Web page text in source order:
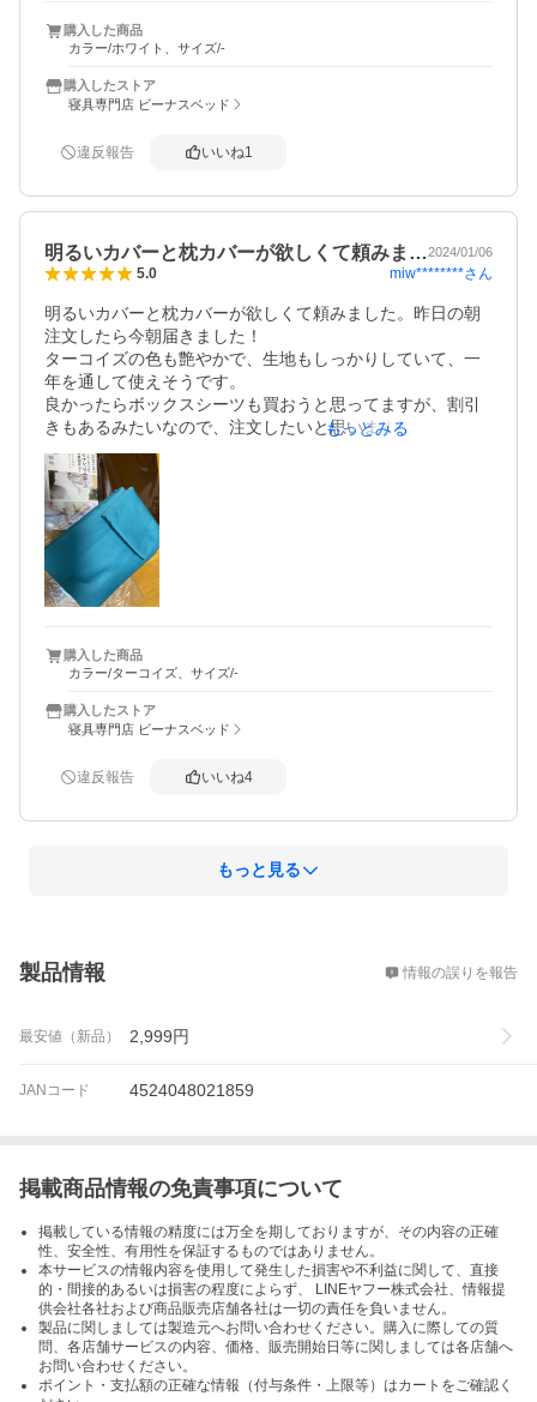
布団もホワイトなので飽きのこないホワイトカバーで正解
でした。
よい買い物ができました。
購入した商品
カラー/ホワイト、サイズ/-
購入したストア
寝具専門店 ビーナスベッド
違反報告 いいね1
明るいカバーと枕カバーが欲しくて頼みま…2024/01/06
5.0 miw********さん
明るいカバーと枕カバーが欲しくて頼みました。昨日の朝
注文したら今朝届きました！
ターコイズの色も艶やかで、生地もしっかりしていて、一
年を通して使えそうです。
良かったらボックスシーツも買おうと思ってますが、割引
きもあるみたいなので、注文したいと思います。
使ってみた感想です。
コットンなので、ヒヤッとするかなと思ってましたが、想
像以上に暖かく、快適に寝ることができました。ありがと
うございました♪
もっとみる
購入した商品
カラー/ターコイズ、サイズ/-
購入したストア
寝具専門店 ビーナスベッド
違反報告 いいね4
もっと見る
製品情報 情報の誤りを報告
最安値（新品） 2,999円
JANコード 4524048021859
掲載商品情報の免責事項について
掲載している情報の精度には万全を期しておりますが、その内容の正確
性、安全性、有用性を保証するものではありません。
本サービスの情報内容を使用して発生した損害や不利益に関して、直接
的・間接的あるいは損害の程度によらず、 LINEヤフー株式会社、情報提
供会社各社および商品販売店舗各社は一切の責任を負いません。
製品に関しましては製造元へお問い合わせください。購入に際しての質
問、各店舗サービスの内容、価格、販売開始日等に関しましては各店舗へ
お問い合わせください。
ポイント・支払額の正確な情報（付与条件・上限等）はカートをご確認く